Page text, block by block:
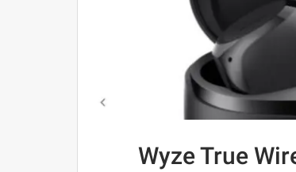
Wyze True